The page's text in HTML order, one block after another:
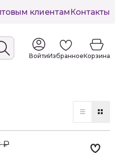
клиентам Контакты
ВойтиИзбранноеКорзина
₽